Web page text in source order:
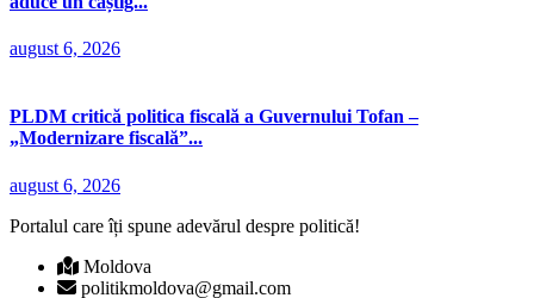
august 6, 2026
PLDM critică politica fiscală a Guvernului Tofan –
„Modernizare fiscală”...
august 6, 2026
Portalul care îți spune adevărul despre politică!
Moldova
politikmoldova@gmail.com